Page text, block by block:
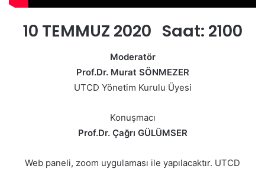
10 TEMMUZ 2020 Saat: 2100
Moderatör
Prof.Dr. Murat SÖNMEZER
UTCD Yönetim Kurulu Üyesi
Konuşmacı
Prof.Dr. Çağrı GÜLÜMSER
Web paneli, zoom uygulaması ile yapılacaktır. UTCD